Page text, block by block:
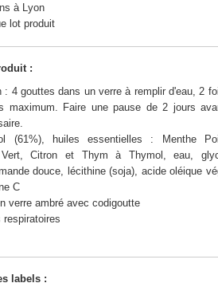
à Lyon
lot produit
:
: 4 gouttes dans un verre à remplir d'eau, 2
maximum. Faire une pause de 2 jours
(61%), huiles essentielles : Menthe
Vert, Citron et Thym à Thymol, eau,
douce, lécithine (soja), acide oléique
C
verre ambré avec codigoutte
labels :